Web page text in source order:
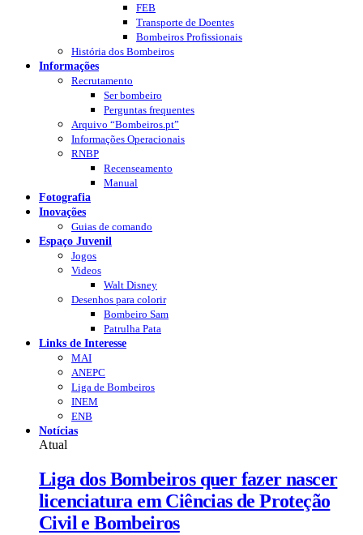
FEB
Transporte de Doentes
Bombeiros Profissionais
História dos Bombeiros
Informações
Recrutamento
Ser bombeiro
Perguntas frequentes
Arquivo “Bombeiros.pt”
Informações Operacionais
RNBP
Recenseamento
Manual
Fotografia
Inovações
Guias de comando
Espaço Juvenil
Jogos
Videos
Walt Disney
Desenhos para colorir
Bombeiro Sam
Patrulha Pata
Links de Interesse
MAI
ANEPC
Liga de Bombeiros
INEM
ENB
Notícias
Atual
Liga dos Bombeiros quer fazer nascer
licenciatura em Ciências de Proteção
Civil e Bombeiros